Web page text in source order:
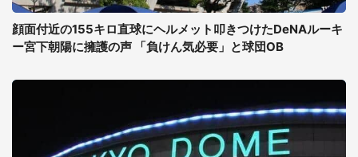
顔面付近の155キロ直球にヘルメット叩きつけたDeNAルーキ
ー宮下朝陽に擁護の声 「負けん気必要」と球団OB